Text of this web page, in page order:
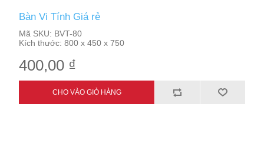
Bàn Vi Tính Giá rẻ
Mã SKU: BVT-80
Kích thước: 800 x 450 x 750
400,00 ₫